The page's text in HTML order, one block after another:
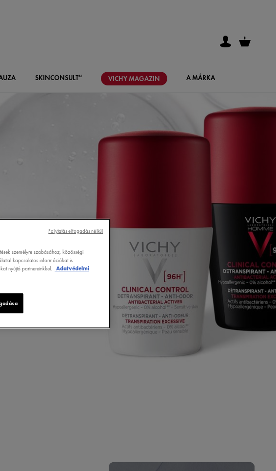
SKINCONSULTAI VICHYMAGAZIN A MÁRKA
személyre szabásához, közösségi
kapcsolatos információkat is
nyújtó partnereinkkel.
Adatvédelmi
Folytatás elfogadás nélkül